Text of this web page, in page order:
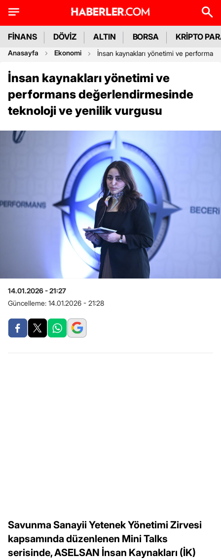
FİNANS DÖVİZ ALTIN BORSA KRİPTO
Anasayfa Ekonomi İnsan kaynakları yönetimi ve
İnsan kaynakları yönetimi ve
performans değerlendirmesinde
teknoloji ve yenilik vurgusu
14.01.2026 - 21:27
Güncelleme: 14.01.2026 - 21:28
Savunma Sanayii Yetenek Yönetimi Zirvesi
kapsamında düzenlenen Mini Talks
serisinde, ASELSAN İnsan Kaynakları (İK)